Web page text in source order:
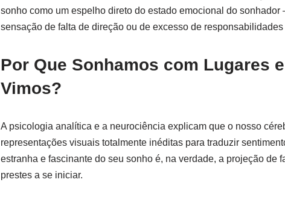
sonho como um espelho direto do estado emocional do
sensação de falta de direção ou de excesso de
Por Que Sonhamos com Lugares
Vimos?
A psicologia analítica e a neurociência explicam que o nosso
representações visuais totalmente inéditas para traduzir
estranha e fascinante do seu sonho é, na verdade, a projeção de
prestes a se iniciar.